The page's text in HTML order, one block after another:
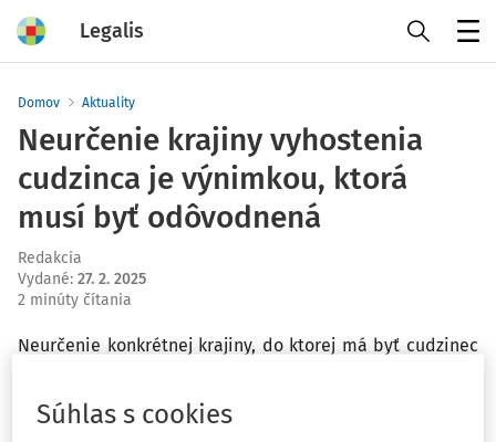
Legalis
Domov Aktuality
Neurčenie krajiny vyhostenia
cudzinca je výnimkou, ktorá
musí byť odôvodnená
Redakcia
Vydané: 27. 2. 2025
2 minúty čítania
Neurčenie konkrétnej krajiny, do ktorej má byť cudzinec
riadne odôvodnené a preskúmateľé. Najvyšší správny
súd Slovenskej republiky (NSS SR) rozhodol v kauze
Súhlas s cookies